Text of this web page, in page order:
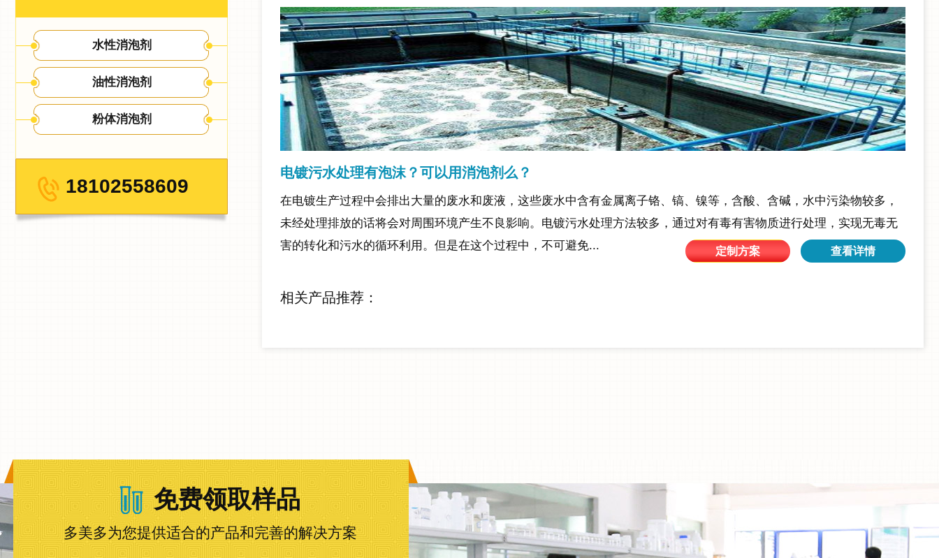
水性消泡剂
油性消泡剂
粉体消泡剂
18102558609
电镀污水处理有泡沫？可以用消泡剂么？
在电镀生产过程中会排出大量的废水和废液，这些废水中含有金属离子铬、镐、镍等，含酸、含碱，水中污染物较多，
未经处理排放的话将会对周围环境产生不良影响。电镀污水处理方法较多，通过对有毒有害物质进行处理，实现无毒无
害的转化和污水的循环利用。但是在这个过程中，不可避免...
定制方案 查看详情
相关产品推荐：
免费领取样品
多美多为您提供适合的产品和完善的解决方案